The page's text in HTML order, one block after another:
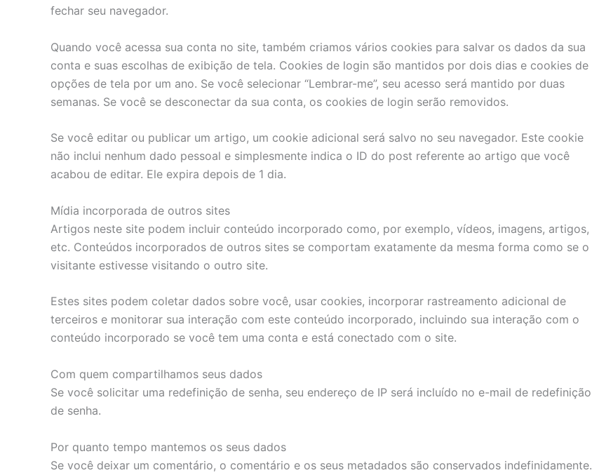
fechar seu navegador.
Quando você acessa sua conta no site, também criamos vários cookies para salvar os dados da sua
conta e suas escolhas de exibição de tela. Cookies de login são mantidos por dois dias e cookies de
opções de tela por um ano. Se você selecionar “Lembrar-me”, seu acesso será mantido por duas
semanas. Se você se desconectar da sua conta, os cookies de login serão removidos.
Se você editar ou publicar um artigo, um cookie adicional será salvo no seu navegador. Este cookie
não inclui nenhum dado pessoal e simplesmente indica o ID do post referente ao artigo que você
acabou de editar. Ele expira depois de 1 dia.
Mídia incorporada de outros sites
Artigos neste site podem incluir conteúdo incorporado como, por exemplo, vídeos, imagens, artigos,
etc. Conteúdos incorporados de outros sites se comportam exatamente da mesma forma como se o
visitante estivesse visitando o outro site.
Estes sites podem coletar dados sobre você, usar cookies, incorporar rastreamento adicional de
terceiros e monitorar sua interação com este conteúdo incorporado, incluindo sua interação com o
conteúdo incorporado se você tem uma conta e está conectado com o site.
Com quem compartilhamos seus dados
Se você solicitar uma redefinição de senha, seu endereço de IP será incluído no e-mail de redefinição
de senha.
Por quanto tempo mantemos os seus dados
Se você deixar um comentário, o comentário e os seus metadados são conservados indefinidamente.